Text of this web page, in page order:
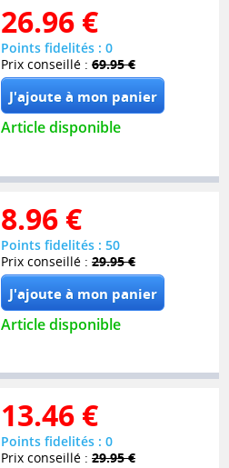
26.96 €
Points fidelités : 0
Prix conseillé : 69.95 €
Article disponible
8.96 €
Points fidelités : 50
Prix conseillé : 29.95 €
Article disponible
13.46 €
Points fidelités : 0
Prix conseillé : 29.95 €